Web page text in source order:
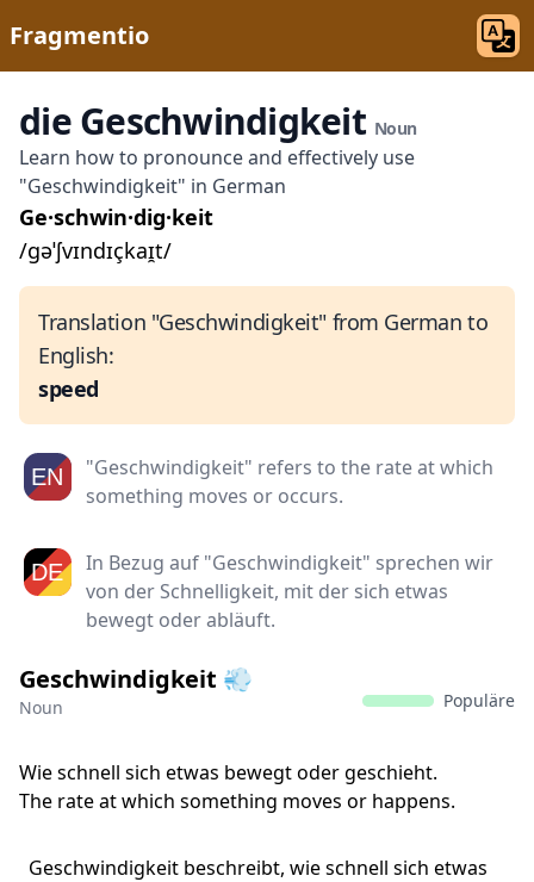
Fragmentio
die Geschwindigkeit Noun
Learn how to pronounce and effectively use
"Geschwindigkeit" in German
Ge·schwin·dig·keit
/ɡəˈʃvɪndɪçkaɪ̯t/
Translation "Geschwindigkeit" from German to
English:
speed
"Geschwindigkeit" refers to the rate at which
something moves or occurs.
In Bezug auf "Geschwindigkeit" sprechen wir
von der Schnelligkeit, mit der sich etwas
bewegt oder abläuft.
Geschwindigkeit 💨
Noun Populäre
Wie schnell sich etwas bewegt oder geschieht.
The rate at which something moves or happens.
Geschwindigkeit beschreibt, wie schnell sich etwas